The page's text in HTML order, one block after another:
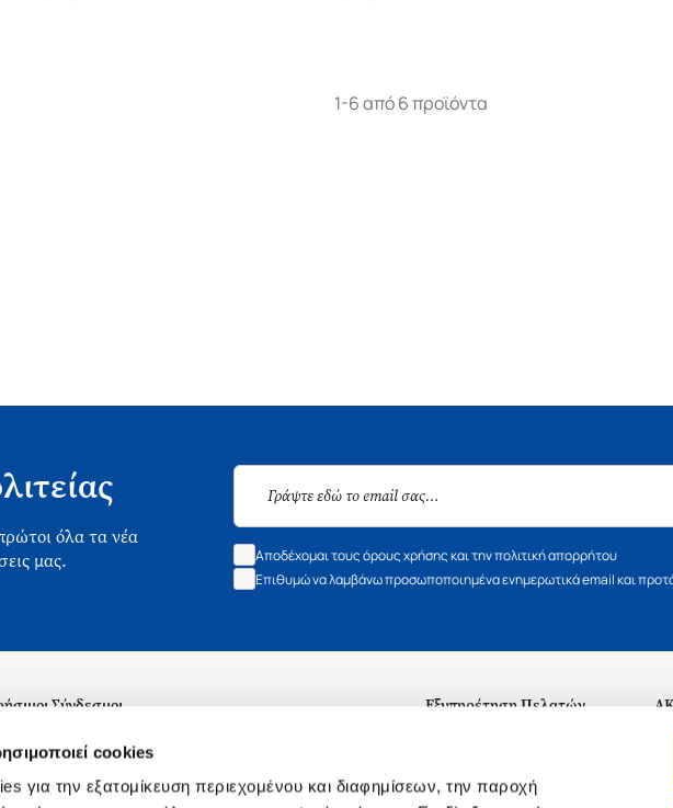
cookies
για την εξατομίκευση περιεχομένου και διαφημίσεων, την παροχή
1-6 από 6 προϊόντα
όλα τα νέα
μας.
Αποδέχομαι τους όρους χρήσης και την πολιτική απορρήτου
Επιθυμώ να λαμβάνω προσωποποιημένα ενημερωτικά email και
Σύνδεσμοι
με εμάς
Εργασίας
Εξυπηρέτηση Πελατών